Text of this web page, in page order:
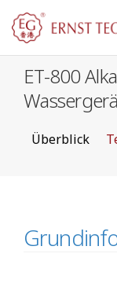
ET-800
Überblick